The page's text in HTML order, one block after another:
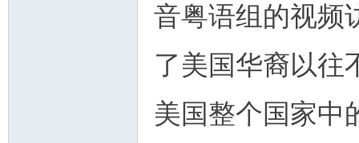
音粤语组的视频
了美国华裔以往
美国整个国家中